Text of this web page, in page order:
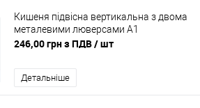
Кишеня підвісна вертикальна з двома
металевими люверсами A1
246,00 грн з ПДВ/ шт
Детальніше